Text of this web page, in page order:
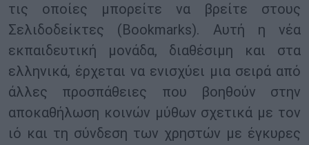
τις οποίες μπορείτε να βρείτε στους
Σελιδοδείκτες (Bookmarks). Αυτή η νέα
εκπαιδευτική μονάδα, διαθέσιμη και στα
ελληνικά, έρχεται να ενισχύει μια σειρά από
άλλες προσπάθειες που βοηθούν στην
αποκαθήλωση κοινών μύθων σχετικά με τον
ιό και τη σύνδεση των χρηστών με έγκυρες